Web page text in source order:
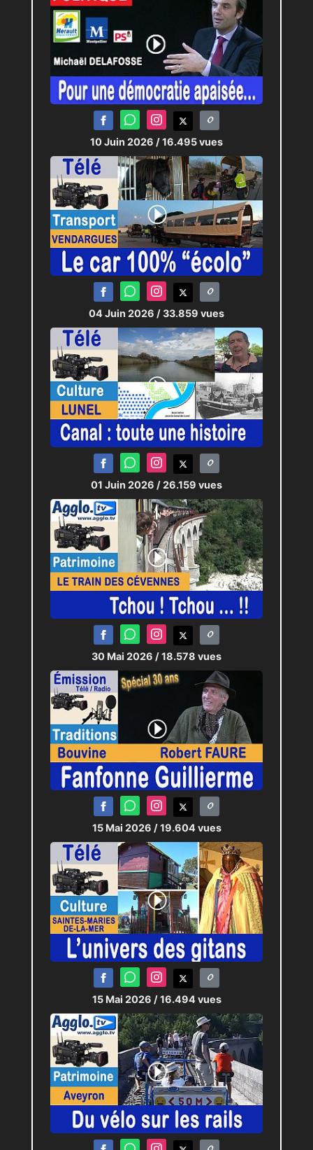
10 Juin 2026 / 16.495 vues
04 Juin 2026 / 33.859 vues
01 Juin 2026 / 26.159 vues
30 Mai 2026 / 18.578 vues
15 Mai 2026 / 19.604 vues
15 Mai 2026 / 16.494 vues